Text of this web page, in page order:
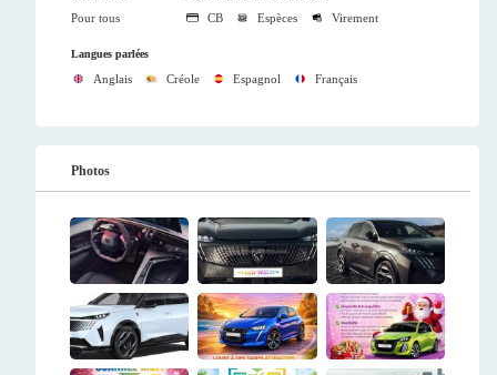
Pour tous CB Espèces Virement
Langues parlées
Anglais Créole Espagnol Français
Photos